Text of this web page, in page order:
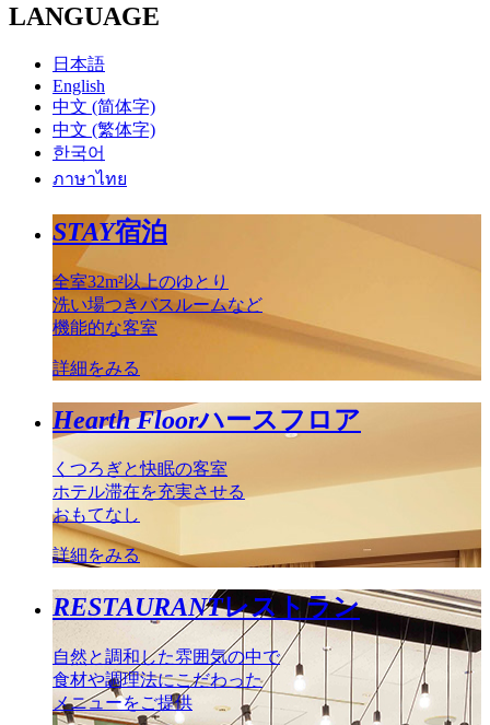
LANGUAGE
日本語
English
中文 (简体字)
中文 (繁体字)
한국어
ภาษาไทย
STAY宿泊
全室32m²以上のゆとり
洗い場つきバスルームなど
機能的な客室
詳細をみる
Hearth Floorハースフロア
くつろぎと快眠の客室
ホテル滞在を充実させる
おもてなし
詳細をみる
RESTAURANTレストラン
自然と調和した雰囲気の中で
食材や調理法にこだわった
メニューをご提供